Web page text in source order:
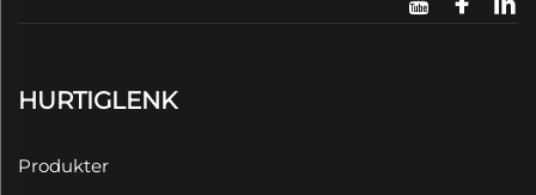
HURTIGLENK
Produkter